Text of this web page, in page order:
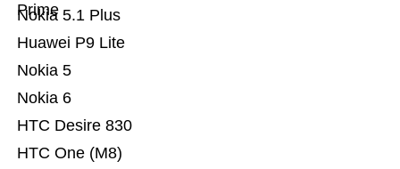
HTC One (M8)
HTC Desire 830
Nokia 6
Nokia 5
Huawei P9 Lite
Nokia 5.1 Plus
Prime